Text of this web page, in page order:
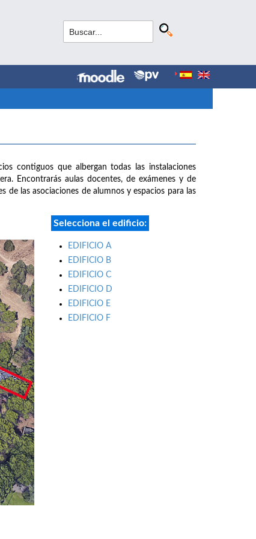
contiguos que albergan todas las instalaciones
Encontrarás aulas docentes, de exámenes y de
de las asociaciones de alumnos y espacios para las
Selecciona el edificio:
EDIFICIO A
EDIFICIO B
EDIFICIO C
EDIFICIO D
EDIFICIO E
EDIFICIO F